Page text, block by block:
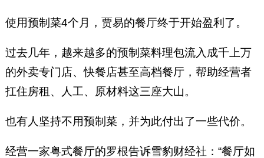
使用预制菜4个月，贾易的餐厅终于开始盈利了。
过去几年，越来越多的预制菜料理包流入成千上万
的外卖专门店、快餐店甚至高档餐厅，帮助经营者
扛住房租、人工、原材料这三座大山。
也有人坚持不用预制菜，并为此付出了一些代价。
经营一家粤式餐厅的罗根告诉雪豹财经社：“餐厅如